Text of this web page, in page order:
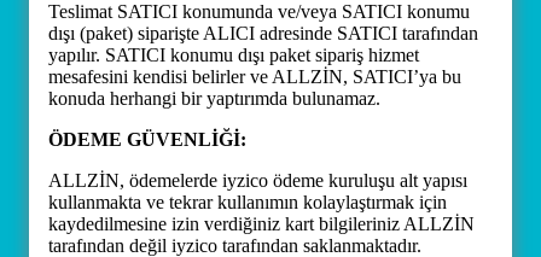
Teslimat SATICI konumunda ve/veya SATICI konumu
dışı (paket) siparişte ALICI adresinde SATICI tarafından
yapılır. SATICI konumu dışı paket sipariş hizmet
mesafesini kendisi belirler ve ALLZİN, SATICI’ya bu
konuda herhangi bir yaptırımda bulunamaz.
ÖDEME GÜVENLİĞİ:
ALLZİN, ödemelerde iyzico ödeme kuruluşu alt yapısı
kullanmakta ve tekrar kullanımın kolaylaştırmak için
kaydedilmesine izin verdiğiniz kart bilgileriniz ALLZİN
tarafından değil iyzico tarafından saklanmaktadır.